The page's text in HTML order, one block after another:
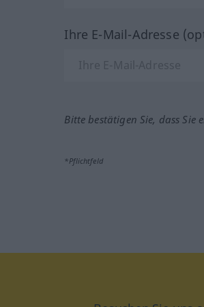
Ihre E-Mail-Adresse
Bitte bestätigen Sie, dass Sie
*Pflichtfeld